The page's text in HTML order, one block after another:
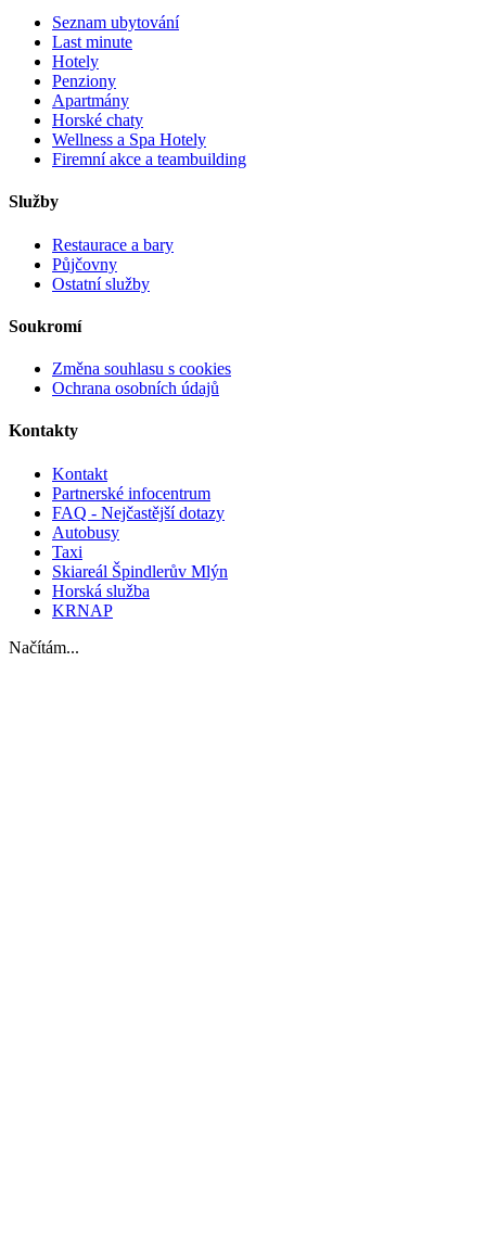
Seznam ubytování
Last minute
Hotely
Penziony
Apartmány
Horské chaty
Wellness a Spa Hotely
Firemní akce a teambuilding
Služby
Restaurace a bary
Půjčovny
Ostatní služby
Soukromí
Změna souhlasu s cookies
Ochrana osobních údajů
Kontakty
Kontakt
Partnerské infocentrum
FAQ - Nejčastější dotazy
Autobusy
Taxi
Skiareál Špindlerův Mlýn
Horská služba
KRNAP
Načítám...